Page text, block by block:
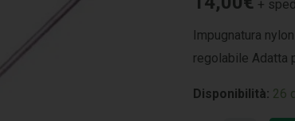
+
Impugnatura
regolabile Adatta
Disponibilità: 26